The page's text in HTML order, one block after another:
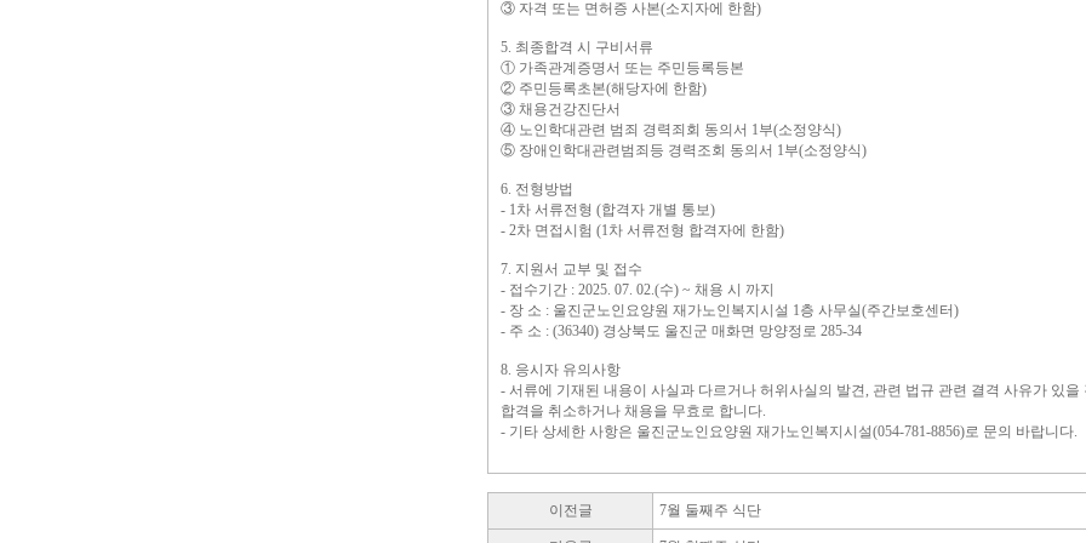
③ 자격 또는 면허증 사본(소지자에 한함)
5. 최종합격 시 구비서류
① 가족관계증명서 또는 주민등록등본
② 주민등록초본(해당자에 한함)
③ 채용건강진단서
④ 노인학대관련 범죄 경력죄회 동의서 1부(소정양식)
⑤ 장애인학대관련범죄등 경력조회 동의서 1부(소정양식)
6. 전형방법
- 1차 서류전형 (합격자 개별 통보)
- 2차 면접시험 (1차 서류전형 합격자에 한함)
7. 지원서 교부 및 접수
- 접수기간 : 2025. 07. 02.(수) ~ 채용 시 까지
- 장 소 : 울진군노인요양원 재가노인복지시설 1층 사무실(주간보호센터)
- 주 소 : (36340) 경상북도 울진군 매화면 망양정로 285-34
8. 응시자 유의사항
- 서류에 기재된 내용이 사실과 다르거나 허위사실의 발견, 관련 법규 관련 결격 사유가 있을
합격을 취소하거나 채용을 무효로 합니다.
- 기타 상세한 사항은 울진군노인요양원 재가노인복지시설(054-781-8856)로 문의 바랍니다.
이전글 7월 둘째주 식단